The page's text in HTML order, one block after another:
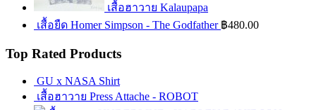
เสื้อฮาวาย Kalaupapa
เสื้อยืด Homer Simpson - The Godfather ฿480.00
Top Rated Products
GU x NASA Shirt
เสื้อฮาวาย Press Attache - ROBOT